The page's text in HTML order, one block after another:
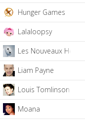
Hunger Games
Lalaloopsy
Les Nouveaux Héros
Liam Payne
Louis Tomlinson
Moana